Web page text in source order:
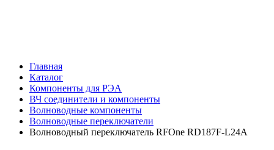
Главная
Каталог
Компоненты для РЭА
ВЧ соединители и компоненты
Волноводные компоненты
Волноводные переключатели
Волноводный переключатель RFOne RD187F-L24A